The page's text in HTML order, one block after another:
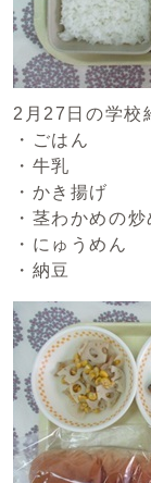
2月27日の学校
・ごはん
・牛乳
・かき揚げ
・茎わかめの炒
・にゅうめん
・納豆